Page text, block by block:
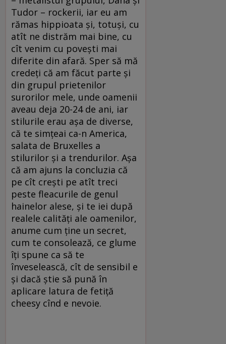
Tudor – rockerii, iar eu am
rămas hippioata şi, totuşi, cu
atît ne distrăm mai bine, cu
cît venim cu poveşti mai
diferite din afară. Sper să mă
credeţi că am făcut parte şi
din grupul prietenilor
surorilor mele, unde oamenii
aveau deja 20-24 de ani, iar
stilurile erau aşa de diverse,
că te simţeai ca-n America,
salata de Bruxelles a
stilurilor şi a trendurilor. Aşa
că am ajuns la concluzia că
pe cît creşti pe atît treci
peste fleacurile de genul
hainelor alese, şi te iei după
realele calităţi ale oamenilor,
anume cum ţine un secret,
cum te consolează, ce glume
îţi spune ca să te
înveselească, cît de sensibil e
şi dacă ştie să pună în
aplicare latura de fetiţă
cheesy cînd e nevoie.